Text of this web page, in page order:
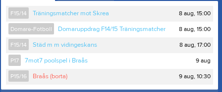
F15/14 Träningsmatcher mot Skrea 8 aug, 15:00
Domare-Fotboll Domaruppdrag F14/15 Träningsmatcher 8 aug, 15:00
F15/14 Städ m m vidingeskans 8 aug, 17:00
P17 7mot7 poolspel i Braås 9 aug
P15/16 Braås (borta) 9 aug, 10:30